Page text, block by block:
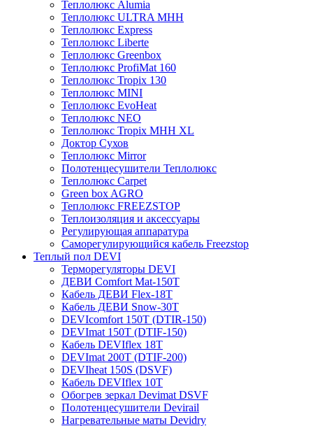
Теплолюкс Alumia
Теплолюкс ULTRA МНН
Теплолюкс Express
Теплолюкс Liberte
Теплолюкс Greenbox
Теплолюкс ProfiMat 160
Теплолюкс Tropix 130
Теплолюкс MINI
Теплолюкс EvoHeat
Теплолюкс NEO
Теплолюкс Tropix МНН XL
Доктор Сухов
Теплолюкс Mirror
Полотенцесушители Теплолюкс
Теплолюкс Carpet
Green box AGRO
Теплолюкс FREEZSTOP
Теплоизоляция и аксессуары
Регулирующая аппаратура
Cаморегулирующийся кабель Freezstop
Теплый пол DEVI
Терморегуляторы DEVI
ДЕВИ Comfort Mat-150T
Кабель ДЕВИ Flex-18T
Кабель ДЕВИ Snow-30T
DEVIcomfort 150T (DTIR-150)
DEVImat 150T (DTIF-150)
Кабель DEVIflex 18T
DEVImat 200T (DTIF-200)
DEVIheat 150S (DSVF)
Кабель DEVIflex 10T
Обогрев зеркал Devimat DSVF
Полотенцесушители Devirail
Нагревательные маты Devidry